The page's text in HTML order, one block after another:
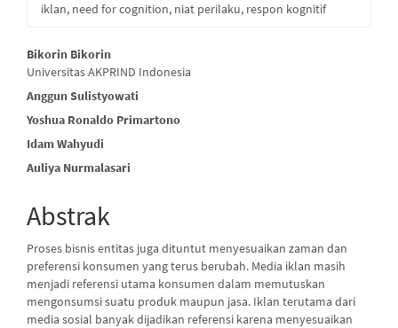
iklan, need for cognition, niat perilaku, respon kognitif
Isi
Artikel
Utama
Bikorin Bikorin
Universitas AKPRIND Indonesia
Anggun Sulistyowati
Yoshua Ronaldo Primartono
Idam Wahyudi
Auliya Nurmalasari
Abstrak
Proses bisnis entitas juga dituntut menyesuaikan zaman dan
preferensi konsumen yang terus berubah. Media iklan masih
menjadi referensi utama konsumen dalam memutuskan
mengonsumsi suatu produk maupun jasa. Iklan terutama dari
media sosial banyak dijadikan referensi karena menyesuaikan